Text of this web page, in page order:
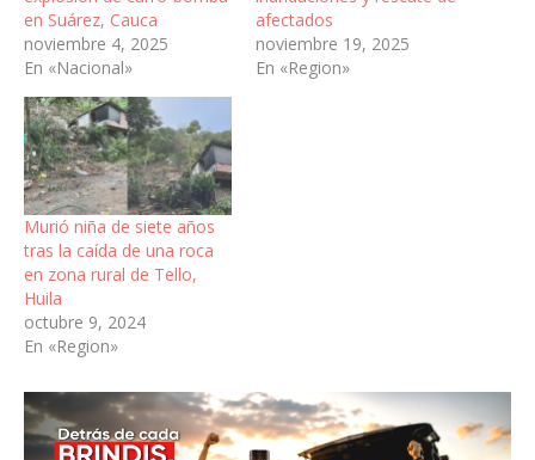
en Suárez, Cauca
noviembre 4, 2025
En «Nacional»
afectados
noviembre 19, 2025
En «Region»
Murió niña de siete años
tras la caída de una roca
en zona rural de Tello,
Huila
octubre 9, 2024
En «Region»